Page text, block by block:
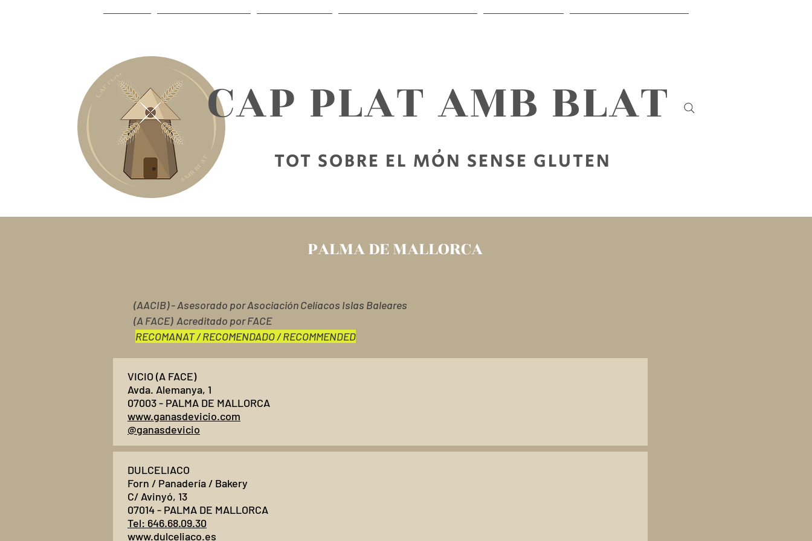
​CAP PLAT AMB BLAT
TOT SOBRE EL MÓN SENSE GLUTEN
PALMA DE MALLORCA
(AACIB) - Asesorado por Asociación Celíacos Islas Baleares
(A FACE) Acreditado por FACE
RECOMANAT / RECOMENDADO / RECOMMENDED
VICIO (A FACE)
Avda. Alemanya, 1
07003 - PALMA DE MALLORCA
www.ganasdevicio.com
@ganasdevicio
DULCELIACO
Forn / Panadería / Bakery
C/ Avinyó, 13
07014 - PALMA DE MALLORCA
Tel: 646.68.09.30
www.dulceliaco.es